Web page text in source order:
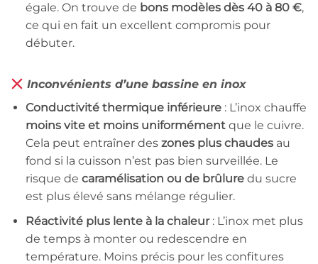
égale. On trouve de bons modèles dès 40 à 80 €,
ce qui en fait un excellent compromis pour
débuter.
Inconvénients d’une bassine en inox
Conductivité thermique inférieure: L’inox chauffe
moins vite et moins uniformémentque le cuivre.
Cela peut entraîner des zones plus chaudesau
fond si la cuisson n’est pas bien surveillée. Le
risque de caramélisation ou de brûluredu sucre
est plus élevé sans mélange régulier.
Réactivité plus lente à la chaleur: L’inox met plus
de temps à monter ou redescendre en
température. Moins précis pour les confitures